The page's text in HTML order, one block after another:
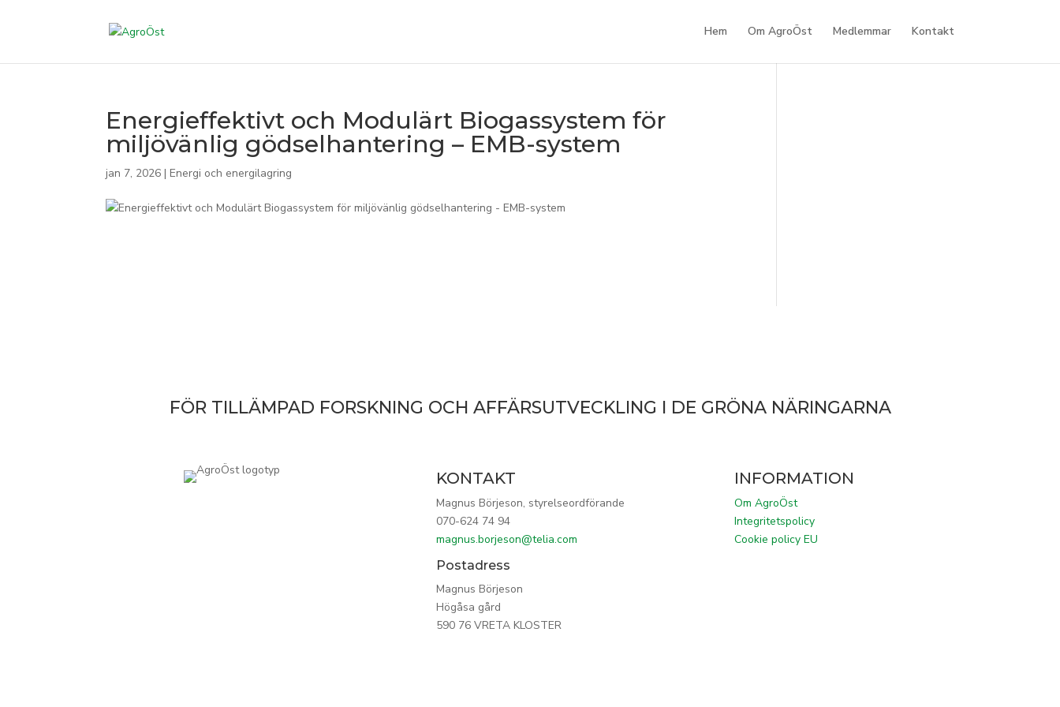
Hem Om AgroÖst Medlemmar Kontakt
Energieffektivt och Modulärt Biogassystem för
miljövänlig gödselhantering – EMB-system
jan 7, 2026 |Energi och energilagring
FÖR TILLÄMPAD FORSKNING OCH AFFÄRSUTVECKLING I DE GRÖNA NÄRINGARNA
KONTAKT
Magnus Börjeson, styrelseordförande
070-624 74 94
magnus.borjeson@telia.com
Postadress
Magnus Börjeson
Högåsa gård
590 76 VRETA KLOSTER
INFORMATION
Om AgroÖst
Integritetspolicy
Cookie policy EU